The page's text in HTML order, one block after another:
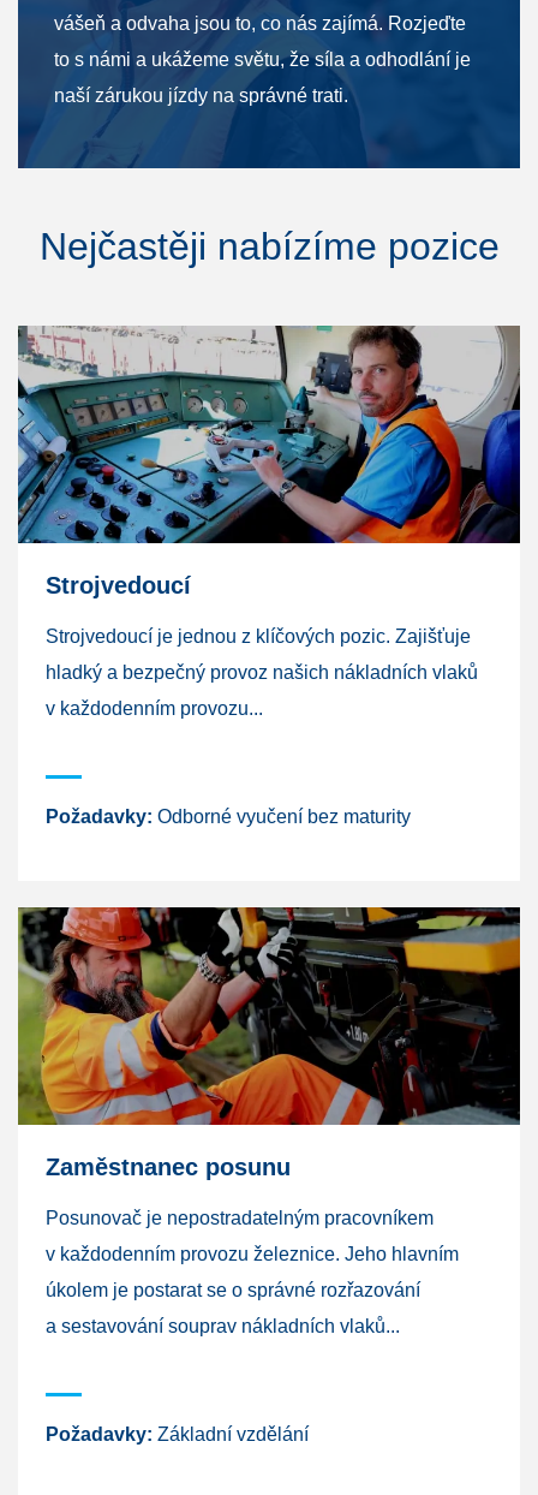
vášeň a odvaha jsou to, co nás zajímá. Rozjeďte
to s námi a ukážeme světu, že síla a odhodlání je
naší zárukou jízdy na správné trati.
Nejčastěji nabízíme pozice
Strojvedoucí
Strojvedoucí je jednou z klíčových pozic. Zajišťuje
hladký a bezpečný provoz našich nákladních vlaků
v každodenním provozu...
Požadavky: Odborné vyučení bez maturity
Zaměstnanec posunu
Posunovač je nepostradatelným pracovníkem
v každodenním provozu železnice. Jeho hlavním
úkolem je postarat se o správné rozřazování
a sestavování souprav nákladních vlaků...
Požadavky: Základní vzdělání